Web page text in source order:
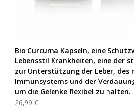
Bio Curcuma Kapseln, eine
Lebensstil Krankheiten, eine der
zur Unterstützung der Leber, des
Immunsystems und der
um die Gelenke flexibel zu halten.
26,99 €